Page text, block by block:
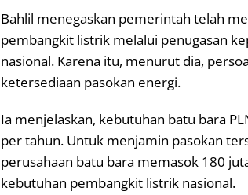
Bahlil menegaskan pemerintah telah
pembangkit listrik melalui penugasan
nasional. Karena itu, menurut dia,
ketersediaan pasokan energi.
Ia menjelaskan, kebutuhan batu bara
per tahun. Untuk menjamin pasokan
perusahaan batu bara memasok 180
kebutuhan pembangkit listrik nasional.